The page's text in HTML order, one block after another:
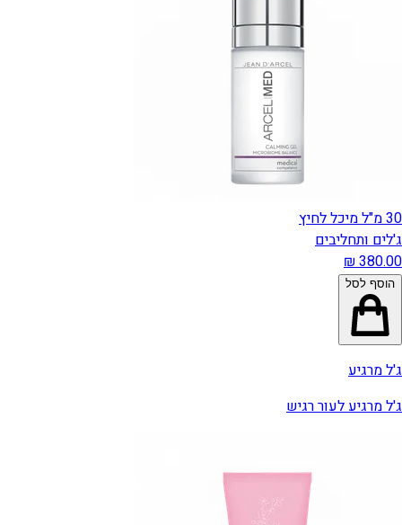
30 מ"ל מיכל לחיץ
ג'לים ותחליבים
הוסף לסל
ג'ל מרגיע
ג'ל מרגיע לעור רגיש